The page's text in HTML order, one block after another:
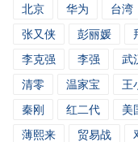
北京
华为 台湾
张又侠
彭丽媛
李克强
李强 武
清零
温家宝 王
秦刚
红二代 美
薄熙来
贸易战